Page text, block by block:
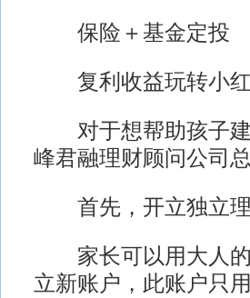
保险＋基金定投
复利收益玩转小
对于想帮助孩子建
峰君融理财顾问公司
首先，开立独立理
家长可以用大人的
立新账户，此账户只